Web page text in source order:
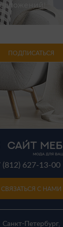
ПОДПИСАТЬСЯ
(812) 627-13-00
СВЯЗАТЬСЯ С НАМИ
Санкт-Петербург,